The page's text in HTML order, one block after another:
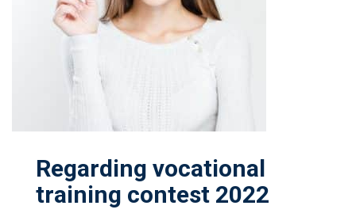
Regarding vocational
training contest 2022